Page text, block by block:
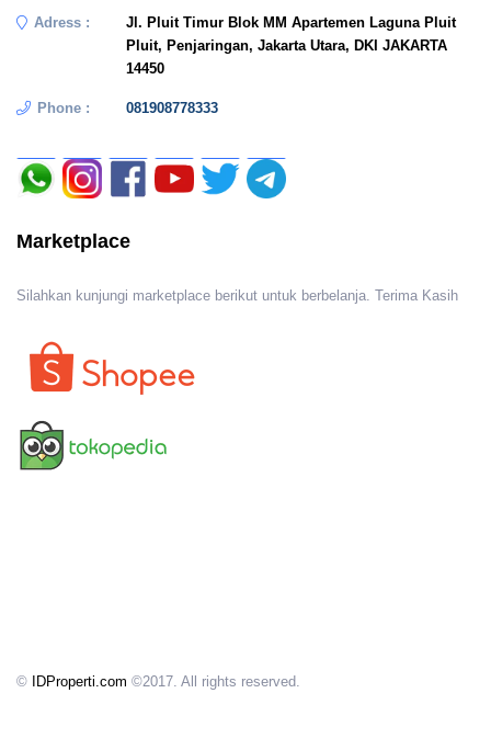
Adress :
Jl. Pluit Timur Blok MM Apartemen Laguna Pluit
Pluit, Penjaringan, Jakarta Utara, DKI JAKARTA
14450
Phone : 081908778333
Marketplace
Silahkan kunjungi marketplace berikut untuk berbelanja. Terima Kasih
© IDProperti.com ©2017. All rights reserved.